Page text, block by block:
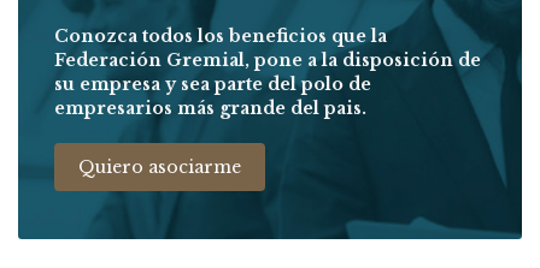
Conozca todos los beneficios que la
Federación Gremial, pone a la disposición de
su empresa y sea parte del polo de
empresarios más grande del pais.
Quiero asociarme